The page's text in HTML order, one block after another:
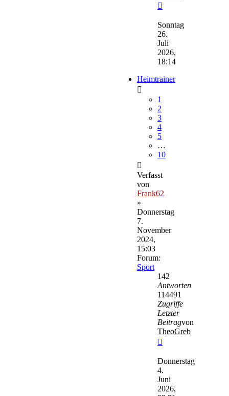
Beitrag
Sonntag
26.
Juli
2026,
18:14
Heimtrainer
1
2
3
4
5
…
10
Verfasst
von
Frank62
»
Donnerstag
7.
November
2024,
15:03
Forum:
Sport
142
Antworten
114491
Zugriffe
Letzter
Beitragvon
TheoGreb
Beitrag
Donnerstag
4.
Juni
2026,